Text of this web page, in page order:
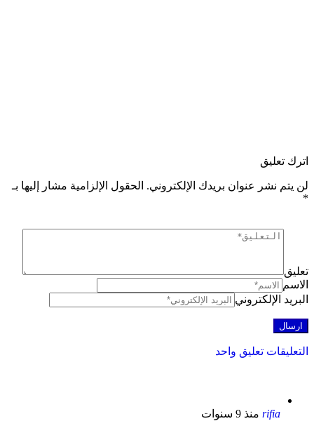
تعليق
نشر عنوان بريدك الإلكتروني. الحقول الإلزامية مشار إليها بـ
الإلكتروني
تعليق واحد
منذ 9 سنوات